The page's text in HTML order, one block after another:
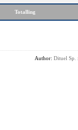
Totalling
Author: Dituel Sp.